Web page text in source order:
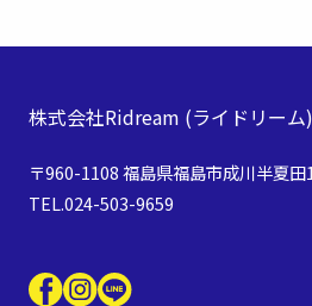
株式会社Ridream (ライドリーム)
〒960-1108 福島県福島市成川半夏田
TEL.024-503-9659